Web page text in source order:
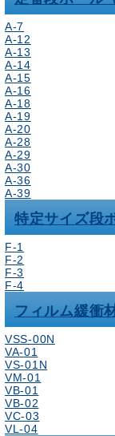
A-7
A-12
A-13
A-14
A-15
A-16
A-18
A-19
A-20
A-28
A-29
A-30
A-36
A-39
特定サイズ段
F-1
F-2
F-3
F-4
フィルム緩衝
VSS-00N
VA-01
VS-01N
VM-01
VB-01
VB-02
VC-03
VL-04